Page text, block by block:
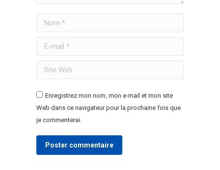
Nom *
E-mail *
Site Web
Enregistrez mon nom, mon e-mail et mon site
Web dans ce navigateur pour la prochaine fois que
je commenterai.
Poster commentaire